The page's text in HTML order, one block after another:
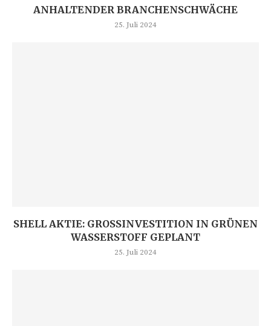
ANHALTENDER BRANCHENSCHWÄCHE
25. Juli 2024
SHELL AKTIE: GROSSINVESTITION IN GRÜNEN W
ASSERSTOFF GEPLANT
25. Juli 2024